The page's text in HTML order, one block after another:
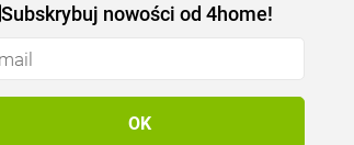
Subskrybuj nowości od 4home!